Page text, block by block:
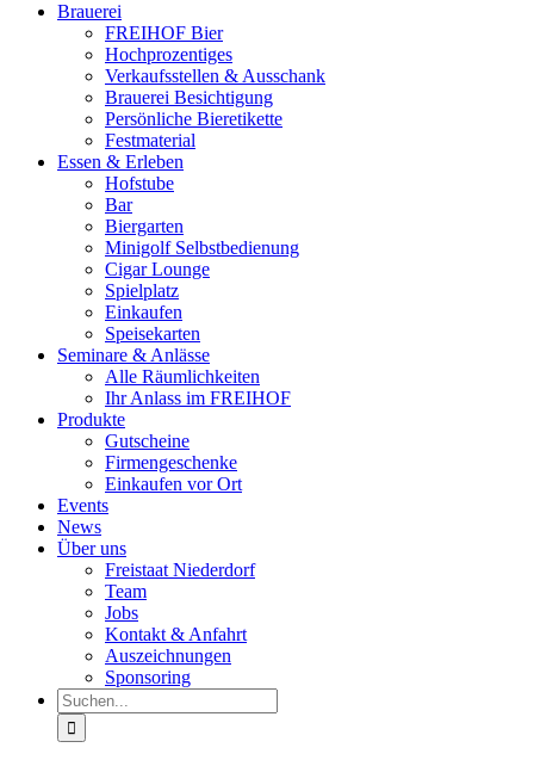
Brauerei
FREIHOF Bier
Hochprozentiges
Verkaufsstellen & Ausschank
Brauerei Besichtigung
Persönliche Bieretikette
Festmaterial
Essen & Erleben
Hofstube
Bar
Biergarten
Minigolf Selbstbedienung
Cigar Lounge
Spielplatz
Einkaufen
Speisekarten
Seminare & Anlässe
Alle Räumlichkeiten
Ihr Anlass im FREIHOF
Produkte
Gutscheine
Firmengeschenke
Einkaufen vor Ort
Events
News
Über uns
Freistaat Niederdorf
Team
Jobs
Kontakt & Anfahrt
Auszeichnungen
Sponsoring
Suche
nach: